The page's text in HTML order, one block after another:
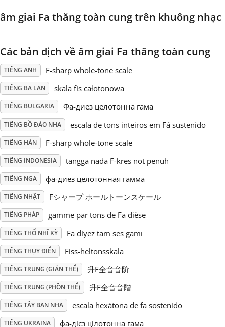
Polski
Português
Русский
Svenska
Tiếng Việt
Türkçe
Українська
简体中文
繁體中文
âm giai Fa thăng toàn cung trên khuông nhạc
Các bản dịch về âm giai Fa thăng toàn cung
TIẾNG ANH F-sharp whole-tone scale
TIẾNG BA LAN skala fis całotonowa
TIẾNG BULGARIA Фа-диез целотонна гама
TIẾNG BỒ ĐÀO NHA escala de tons inteiros em Fá sustenido
TIẾNG HÀN F-sharp whole-tone scale
TIẾNG INDONESIA tangga nada F-kres not penuh
TIẾNG NGA фа-диез целотонная гамма
TIẾNG NHẬT Fシャープ ホールトーンスケール
TIẾNG PHÁP gamme par tons de Fa dièse
TIẾNG THỔ NHĨ KỲ Fa diyez tam ses gamı
TIẾNG THỤY ĐIỂN Fiss-heltonsskala
TIẾNG TRUNG (GIẢN THỂ) 升F全音音阶
TIẾNG TRUNG (PHỒN THỂ) 升F全音音階
TIẾNG TÂY BAN NHA escala hexátona de fa sostenido
TIẾNG UKRAINA фа-дієз цілотонна гама